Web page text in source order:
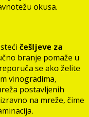
okusa.
češljeve za
branje pomaže u
se ako želite
vinogradima,
postavljenih
na mreže, čime